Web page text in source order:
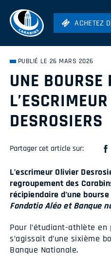
ACHETEZ
Hockey
Soccer
Rugby
Volleyball
ACHETEZ
PUBLIÉ LE 26 MARS 2026
UNE BOURSE
DESROSIERS
Partager cet article sur:
L’escrimeur Olivier
regroupement des
récipiendaire d’une
Fondatio Aléo et Banque
Pour l’étudiant-athlète
s’agissait d’une sixième
Banque Nationale.